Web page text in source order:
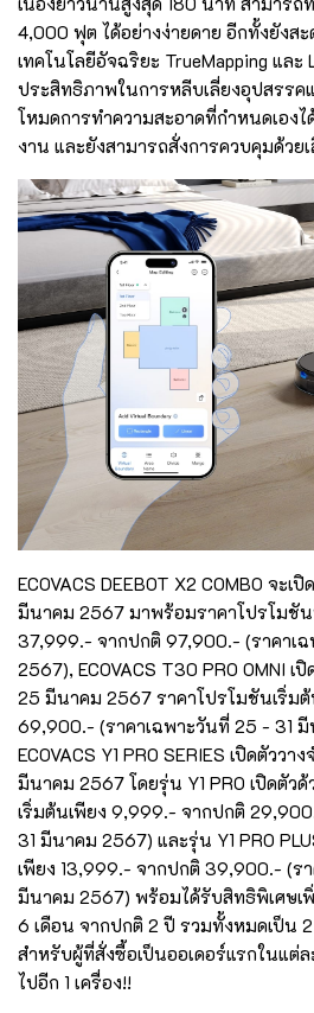
4,000 ฟุต ได้อย่างง่ายดาย อีกทั้งยังส
เทคโนโลยีอัจฉริยะ TrueMapping และ
ประสิทธิภาพในการหลีบเลี่ยงอุปสรรค
โหมดการทำความสะอาดที่กำหนดเอง
งาน และยังสามารถสั่งการควบคุมด้วย
ECOVACS DEEBOT X2 COMBO จะ
มีนาคม 2567 มาพร้อมราคาโปรโมชัน
37,999.- จากปกติ 97,900.- (ราคาเ
2567), ECOVACS T30 PRO OMNI
25 มีนาคม 2567 ราคาโปรโมชันเริ่ม
69,900.- (ราคาเฉพาะวันที่ 25 - 31
ECOVACS Y1 PRO SERIES เปิดตัวว
มีนาคม 2567 โดยรุ่น Y1 PRO เปิดตัว
เริ่มต้นเพียง 9,999.- จากปกติ
31 มีนาคม 2567) และรุ่น Y1 PRO
เพียง 13,999.- จากปกติ 39,900.- (ร
มีนาคม 2567) พร้อมได้รับสิทธิพิเศษเ
6 เดือน จากปกติ 2 ปี รวมทั้งหมดเป็น
สำหรับผู้ที่สั่งซื้อเป็นออเดอร์แรกในแต่
ไปอีก 1 เครื่อง!!